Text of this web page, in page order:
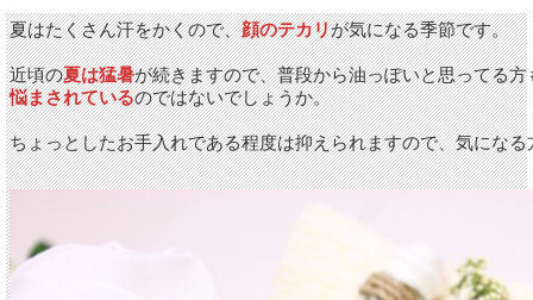
夏はたくさん汗をかくので、顔のテカリが気になる季節です。
近頃の夏は猛暑が続きますので、普段から油っぽいと思ってる
悩まされているのではないでしょうか。
ちょっとしたお手入れである程度は抑えられますので、気にな